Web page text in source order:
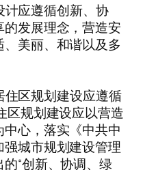
计应遵循创新、协
发展理念，营造安
美丽、和谐以及多
住区规划建设应遵循
区规划建设应以营造
心，落实《中共中
城市规划建设管理
“创新、协调、绿